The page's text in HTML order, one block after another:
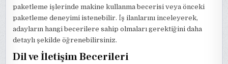
paketleme işlerinde makine kullanma becerisi veya önceki
paketleme deneyimi istenebilir. İş ilanlarını inceleyerek,
adayların hangi becerilere sahip olmaları gerektiğini daha
detaylı şekilde öğrenebilirsiniz.
Dil ve İletişim Becerileri